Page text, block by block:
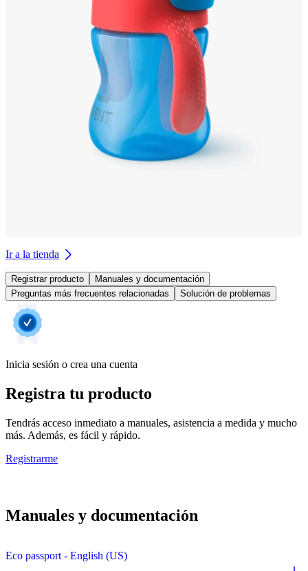
Ir a la tienda
Registrar producto
Manuales y documentación
Preguntas más frecuentes relacionadas
Solución de problemas
Inicia sesión o crea una cuenta
Registra tu producto
Tendrás acceso inmediato a manuales, asistencia a medida y mucho
más. Además, es fácil y rápido.
Registrarme
Manuales y documentación
Eco passport - English (US)